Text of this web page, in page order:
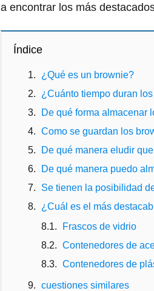
a encontrar los más
Índice
¿Qué es un brownie?
¿Cuánto tiempo duran
De qué forma almacenar
Como se guardan los
De qué manera eludir
De qué manera puedo
Se tienen la posibilidad
¿Cuál es el más
Frascos de vidrio
Contenedores de
Contenedores de
cuestiones similares